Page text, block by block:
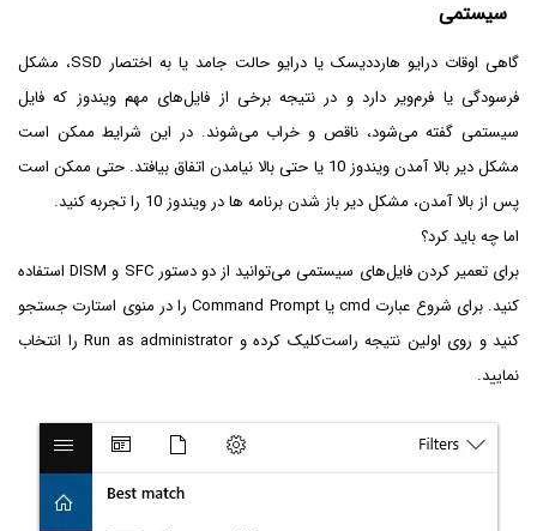
سیستمی
گاهی اوقات درایو هارددیسک یا درایو حالت جامد یا به اختصار SSD، مشکل
فرسودگی یا فرم‌ویر دارد و در نتیجه برخی از فایل‌های مهم ویندوز که فایل
سیستمی گفته می‌شود، ناقص و خراب می‌شوند. در این شرایط ممکن است
مشکل دیر بالا آمدن ویندوز 10 یا حتی بالا نیامدن اتفاق بیافتد. حتی ممکن است
پس از بالا آمدن، مشکل دیر باز شدن برنامه ها در ویندوز 10 را تجربه کنید.
اما چه باید کرد؟
برای تعمیر کردن فایل‌های سیستمی می‌توانید از دو دستور SFC و DISM استفاده
کنید. برای شروع عبارت cmd یا Command Prompt را در منوی استارت جستجو
کنید و روی اولین نتیجه راست‌کلیک کرده و Run as administrator را انتخاب
نمایید.